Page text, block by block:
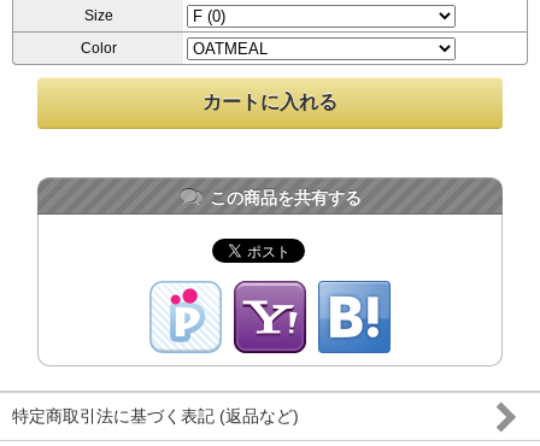
Size
Color
この商品を共有する
特定商取引法に基づく表記 (返品など)